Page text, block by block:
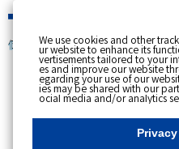
個人のお客さま
[ トップへ戻る ]
カテゴリー表示
更新日時 : 2023/11/
We use cookies and other
ur website to enhance its
vertisements tailored to your
es and improve our website
egarding your use of our
ies may be shared with our
ocial media and/or analytics
bine the data shared by us
ded to them or that they have
ervices or other websites to
ts delivered to you by